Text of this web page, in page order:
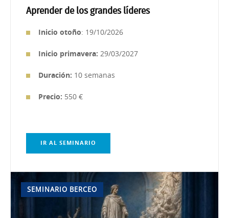
Aprender de los grandes líderes
Inicio otoño: 19/10/2026
Inicio primavera: 29/03/2027
Duración: 10 semanas
Precio: 550 €
IR AL SEMINARIO
SEMINARIO BERCEO